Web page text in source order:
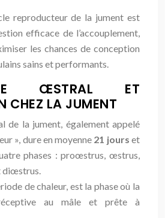
reproducteur de la jument est
efficace de l’accouplement,
les chances de conception
sains et performants.
ŒSTRAL ET
CHEZ LA JUMENT
de la jument, également appelé
», dure en moyenne 21 jourset
phases : proœstrus, œstrus,
diœstrus.
de chaleur, est la phase où la
au mâle et prête à